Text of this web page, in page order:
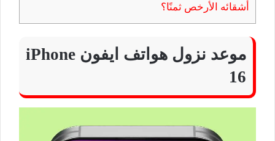
أشقائه الأرخص ثمنًا؟
موعد نزول هواتف ايفون iPhone
16